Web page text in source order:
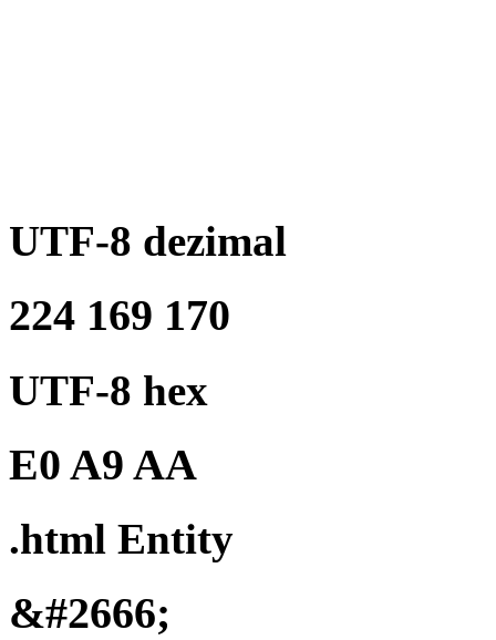
UTF-8 dezimal
224 169 170
UTF-8 hex
E0 A9 AA
.html Entity
&#2666;